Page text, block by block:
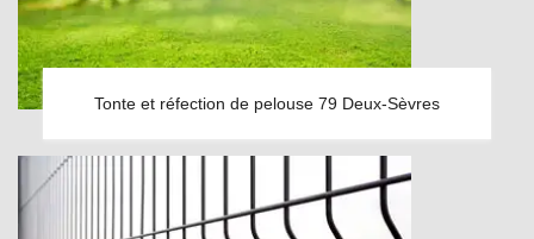
Tonte et réfection de pelouse 79 Deux-Sèvres